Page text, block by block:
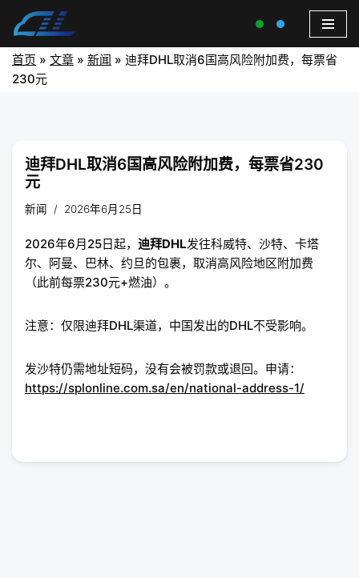
首页 » 文章 » 新闻 » 迪拜DHL取消6国高风险附加费，每票省
230元
迪拜DHL取消6国高风险附加费，每票省230
元
新闻 2026年6月25日
2026年6月25日起， 迪拜DHL发往科威特、沙特、卡塔
尔、阿曼、巴林、约旦的包裹，取消高风险地区附加费
（此前每票230元+燃油）。
注意：仅限迪拜DHL渠道，中国发出的DHL不受影响。
发沙特仍需地址短码，没有会被罚款或退回。申请：
https://splonline.com.sa/en/national-address-1/